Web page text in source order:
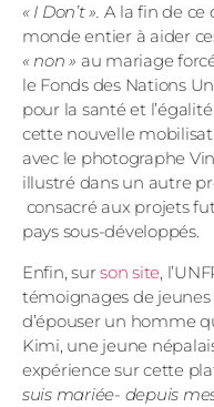
« I Don’t ». A la fin de ce
monde entier à aider
« non » au mariage
le Fonds des Nations
pour la santé et
cette nouvelle
avec le photographe
illustré dans un autre
consacré aux projets
pays sous-développés.
Enfin, surson site,
témoignages de
d’épouser un homme
Kimi, une jeune
expérience sur cette
suis mariée- depuis